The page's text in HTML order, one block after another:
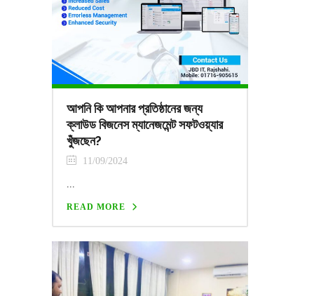
আপনি কি আপনার প্রতিষ্ঠানের জন্য
ক্লাউড বিজনেস ম্যানেজমেন্ট সফটওয়্যার
খুঁজছেন?
11/09/2024
...
READ MORE